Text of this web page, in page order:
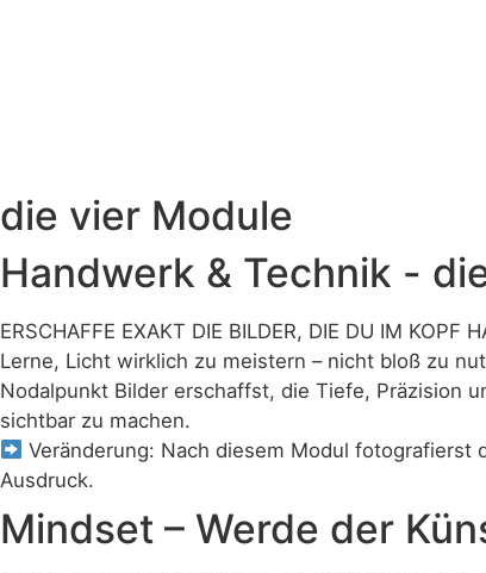
die vier Module
Handwerk & Technik -
ERSCHAFFE EXAKT DIE BILDER, DIE DU IM KOPF
Lerne, Licht wirklich zu meistern – nicht bloß zu
Nodalpunkt Bilder erschaffst, die Tiefe, Präzision
sichtbar zu machen.
Veränderung: Nach diesem Modul fotografierst
Ausdruck.
Mindset – Werde der